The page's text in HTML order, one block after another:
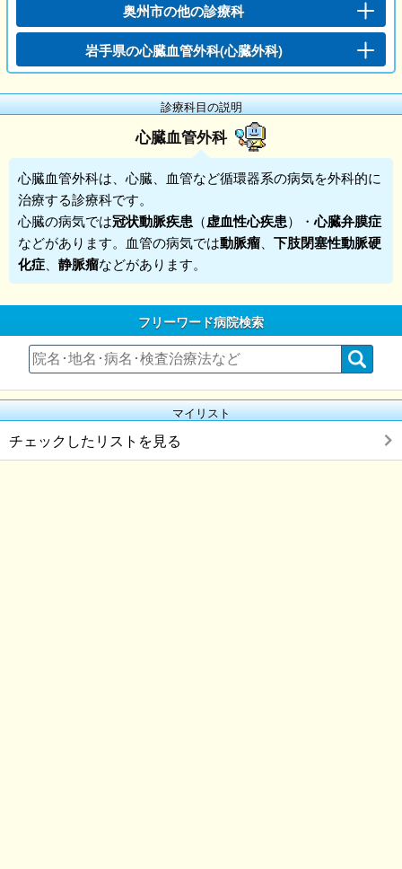
奥州市の他の診療科
岩手県の心臓血管外科(心臓外科)
診療科目の説明
心臓血管外科
心臓血管外科は、心臓、血管など循環器系の病気を外科的に
治療する診療科です。
心臓の病気では冠状動脈疾患 （虚血性心疾患）・心臓弁膜症
などがあります。血管の病気では動脈瘤
下肢閉塞性動脈硬
化症
静脈瘤などがあります。
フリーワード病院検索
マイリスト
チェックしたリストを見る